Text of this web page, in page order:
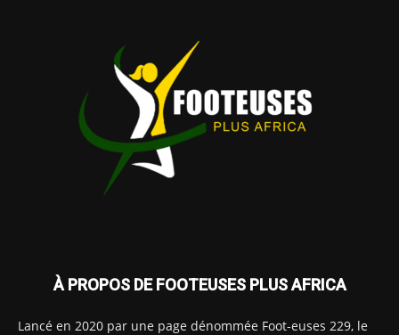
À PROPOS DE FOOTEUSES PLUS AFRICA
Lancé en 2020 par une page dénommée Foot-euses 229, le